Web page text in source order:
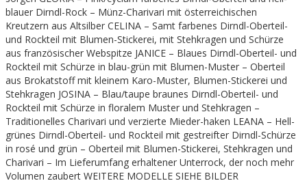
blauer Dirndl-Rock – Münz-Charivari mit österreichischen
Kreutzern aus Altsilber CELINA – Samt farbenes Dirndl-Oberteil-
und Rockteil mit Blumen-Stickerei, mit Stehkragen und Schürze
aus französischer Webspitze JANICE – Blaues Dirndl-Oberteil- und
Rockteil mit Schürze in blau-grün mit Blumen-Muster – Oberteil
aus Brokatstoff mit kleinem Karo-Muster, Blumen-Stickerei und
Stehkragen JOSINA – Blau/taupe braunes Dirndl-Oberteil- und
Rockteil mit Schürze in floralem Muster und Stehkragen –
Traditionelles Charivari und verzierte Mieder-haken LEANA – Hell-
grünes Dirndl-Oberteil- und Rockteil mit gestreifter Dirndl-Schürze
in rosé und grün – Oberteil mit Blumen-Stickerei, Stehkragen und
Charivari – Im Lieferumfang erhaltener Unterrock, der noch mehr
Volumen zaubert WEITERE MODELLE SIEHE BILDER